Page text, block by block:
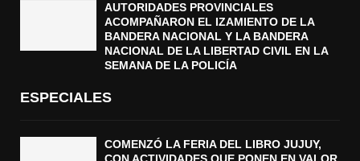
AUTORIDADES PROVINCIALES
ACOMPAÑARON EL IZAMIENTO DE LA
BANDERA NACIONAL Y LA BANDERA
NACIONAL DE LA LIBERTAD CIVIL EN LA
SEMANA DE LA POLICÍA
ESPECIALES
COMENZÓ LA FERIA DEL LIBRO JUJUY,